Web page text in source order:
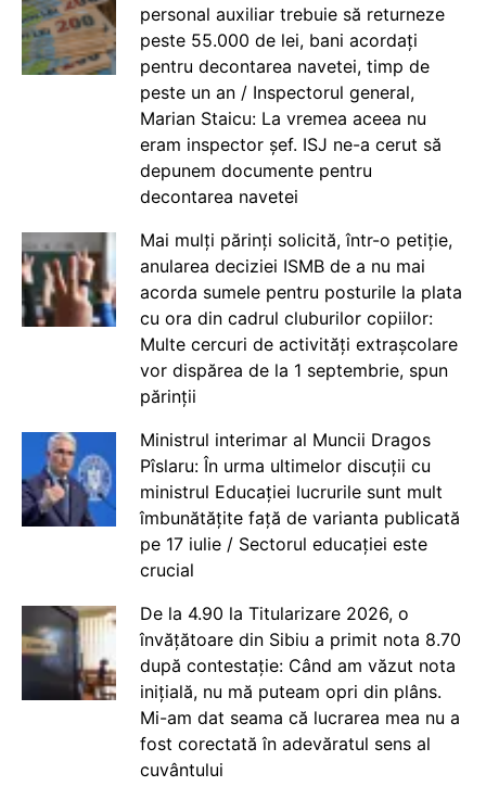
personal auxiliar trebuie să returneze
peste 55.000 de lei, bani acordați
pentru decontarea navetei, timp de
peste un an / Inspectorul general,
Marian Staicu: La vremea aceea nu
eram inspector șef. ISJ ne-a cerut să
depunem documente pentru
decontarea navetei
Mai mulți părinți solicită, într-o petiție,
anularea deciziei ISMB de a nu mai
acorda sumele pentru posturile la plata
cu ora din cadrul cluburilor copiilor:
Multe cercuri de activități extrașcolare
vor dispărea de la 1 septembrie, spun
părinții
Ministrul interimar al Muncii Dragos
Pîslaru: În urma ultimelor discuții cu
ministrul Educației lucrurile sunt mult
îmbunătățite față de varianta publicată
pe 17 iulie / Sectorul educației este
crucial
De la 4.90 la Titularizare 2026, o
învățătoare din Sibiu a primit nota 8.70
după contestație: Când am văzut nota
inițială, nu mă puteam opri din plâns.
Mi-am dat seama că lucrarea mea nu a
fost corectată în adevăratul sens al
cuvântului